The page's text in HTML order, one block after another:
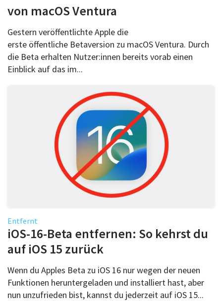
von macOS Ventura
Gestern veröffentlichte Apple die
erste öffentliche Betaversion zu macOS Ventura. Durch
die Beta erhalten Nutzer:innen bereits vorab einen
Einblick auf das im...
Entfernt
iOS-16-Beta entfernen: So kehrst du
auf iOS 15 zurück
Wenn du Apples Beta zu iOS 16 nur wegen der neuen
Funktionen heruntergeladen und installiert hast, aber
nun unzufrieden bist, kannst du jederzeit auf iOS 15...